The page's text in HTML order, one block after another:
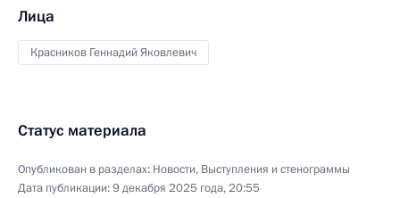
Лица
Красников Геннадий Яковлевич
Статус материала
Опубликован в разделах: Новости, Выступления и стенограммы
Дата публикации:9 декабря 2025 года, 20:55